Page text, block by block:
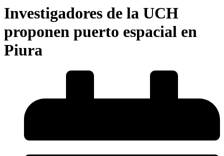
Investigadores de la UCH
proponen puerto espacial en
Piura